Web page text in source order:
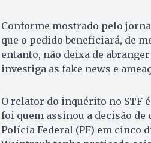
Conforme mostrado pelo
que o pedido beneficiará, de
entanto, não deixa de
investiga as fake news e
O relator do inquérito no STF
foi quem assinou a decisão
Polícia Federal (PF) em cinco